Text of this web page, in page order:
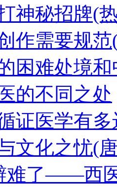
神秘招牌(
作需要规
困难处境
的不同之处
证医学有
文化之忧(
难了——西